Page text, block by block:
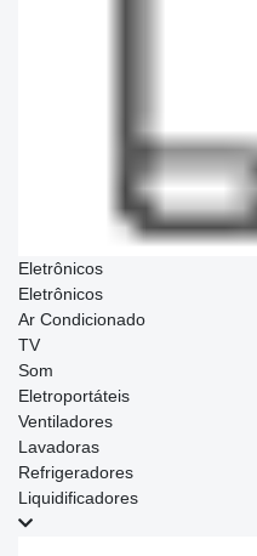
Eletrônicos
Eletrônicos
Ar Condicionado
TV
Som
Eletroportáteis
Ventiladores
Lavadoras
Refrigeradores
Liquidificadores